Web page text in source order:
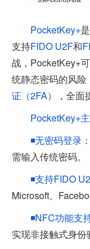
PocketKey+
支持FIDO U2F和
战，PocketKey+
统静态密码的风险
证（2FA）
，全面
PocketKey+
◾无密码登录
需输入传统密码。
◾支持FIDO
Microsoft、
◾NFC功能支
实现非接触式身份